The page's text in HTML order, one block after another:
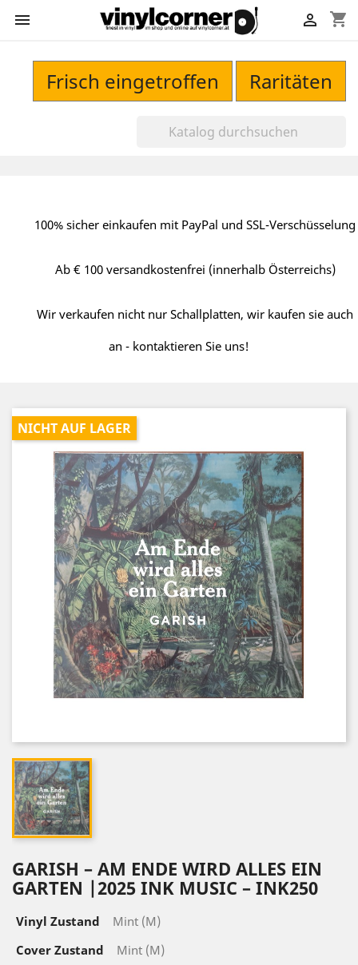
 shopping_cart

Frisch eingetroffen Raritäten
100% sicher einkaufen mit PayPal und SSL-Verschüsselung
Ab € 100 versandkostenfrei (innerhalb Österreichs)
Wir verkaufen nicht nur Schallplatten, wir kaufen sie auch
an - kontaktieren Sie uns!
NICHT AUF LAGER
GARISH – AM ENDE WIRD ALLES EIN
GARTEN |2025 INK MUSIC – INK250
Vinyl Zustand
Mint (M)
Cover Zustand
Mint (M)